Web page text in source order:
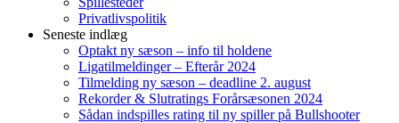
Privatlivspolitik
Seneste indlæg
Optakt ny sæson – info til holdene
Ligatilmeldinger – Efterår 2024
Tilmelding ny sæson – deadline 2. august
Rekorder & Slutratings Forårsæsonen 2024
Sådan indspilles rating til ny spiller på Bullshooter